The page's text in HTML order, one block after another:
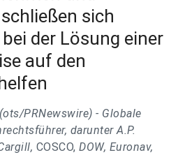
sich
der Lösung einer
auf den
PRNewswire) - Globale
darunter A.P.
COSCO, DOW, Euronav,